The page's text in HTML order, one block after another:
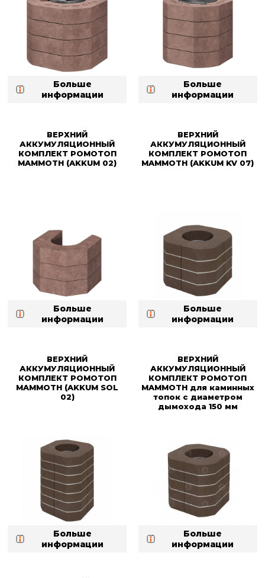
Больше
информации
Больше
информации
ВЕРХНИЙ
АККУМУЛЯЦИОННЫЙ
КОМПЛЕКТ РОМОТОП
MAMMOTH (AKKUM 02)
Больше
информации
ВЕРХНИЙ
АККУМУЛЯЦИОННЫЙ
КОМПЛЕКТ РОМОТОП
MAMMOTH (AKKUM KV 07)
Больше
информации
ВЕРХНИЙ
АККУМУЛЯЦИОННЫЙ
КОМПЛЕКТ РОМОТОП
MAMMOTH (AKKUM SOL
02)
Больше
информации
ВЕРХНИЙ
АККУМУЛЯЦИОННЫЙ
КОМПЛЕКТ РОМОТОП
MAMMOTH для каминных
топок с диаметром
дымохода 150 мм
Больше
информации